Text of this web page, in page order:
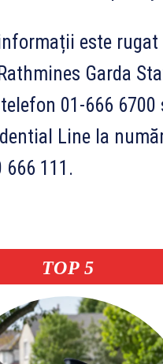
TOP 5
este rugat
Garda
01-666 6700
Line la
111.